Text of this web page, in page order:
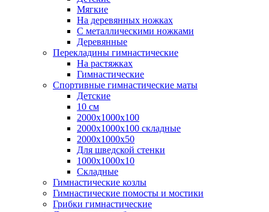
Мягкие
На деревянных ножках
С металлическими ножками
Деревянные
Перекладины гимнастические
На растяжках
Гимнастические
Спортивные гимнастические маты
Детские
10 см
2000х1000х100
2000х1000х100 складные
2000х1000х50
Для шведской стенки
1000х1000х10
Складные
Гимнастические козлы
Гимнастические помосты и мостики
Грибки гимнастические